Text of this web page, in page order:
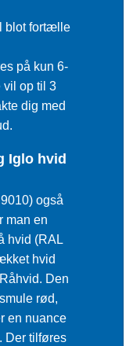
blot fortælle
på kun 6-
vil op til 3
dig med
Iglo hvid
også
man en
hvid (RAL
hvid
Den
rød,
en nuance
Der tilføres